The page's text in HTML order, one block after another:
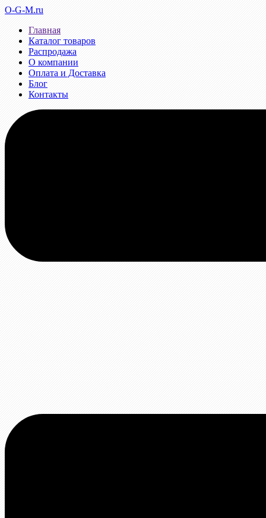
O-G-M.ru
Главная
Каталог товаров
Распродажа
О компании
Оплата и Доставка
Блог
Контакты